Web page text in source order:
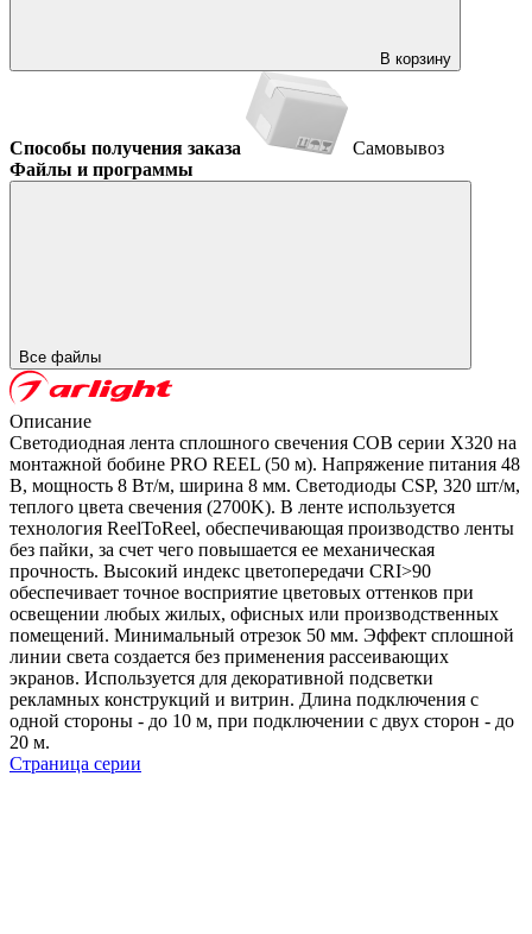
В корзину
Способы получения заказа
Самовывоз
Файлы и программы
Все файлы
Описание
Светодиодная лента сплошного свечения COB серии X320 на
монтажной бобине PRO REEL (50 м). Напряжение питания 48
В, мощность 8 Вт/м, ширина 8 мм. Светодиоды CSP, 320 шт/м,
теплого цвета свечения (2700K). В ленте используется
технология ReelToReel, обеспечивающая производство ленты
без пайки, за счет чего повышается ее механическая
прочность. Высокий индекс цветопередачи CRI>90
обеспечивает точное восприятие цветовых оттенков при
освещении любых жилых, офисных или производственных
помещений. Минимальный отрезок 50 мм. Эффект сплошной
линии света создается без применения рассеивающих
экранов. Используется для декоративной подсветки
рекламных конструкций и витрин. Длина подключения с
одной стороны - до 10 м, при подключении с двух сторон - до
20 м.
Страница серии